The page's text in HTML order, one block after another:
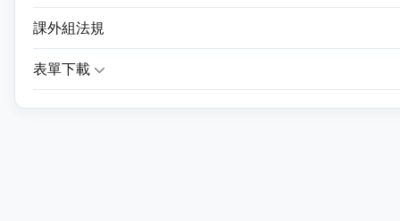
課外組法規
表單下載